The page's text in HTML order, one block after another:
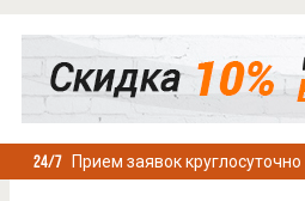
Прием заявок круглосуточно